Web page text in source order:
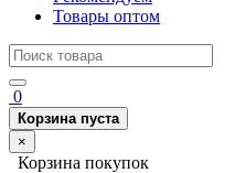
Товары оптом
0
Корзина пуста
×
Корзина покупок